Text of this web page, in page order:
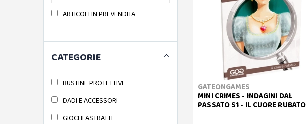
GATEONGAMES
MINI CRIMES - INDAGINI DAL
PASSATO S1 - IL CUORE RUBATO
ARTICOLI IN PREVENDITA
CATEGORIE
BUSTINE PROTETTIVE
DADI E ACCESSORI
GIOCHI ASTRATTI